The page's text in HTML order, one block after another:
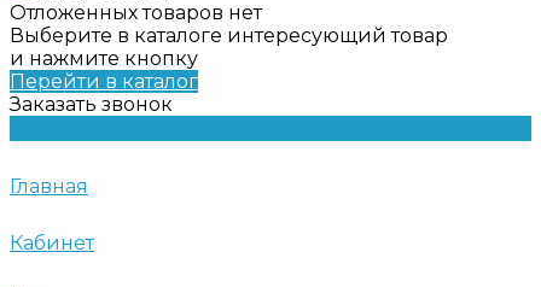
Отложенных товаров нет
Выберите в каталоге интересующий товар
и нажмите кнопку
Перейти в каталог
Заказать звонок
Главная
Кабинет